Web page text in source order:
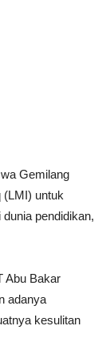
Gemilang
(LMI) untuk
pendidikan,
Abu Bakar
adanya
kesulitan